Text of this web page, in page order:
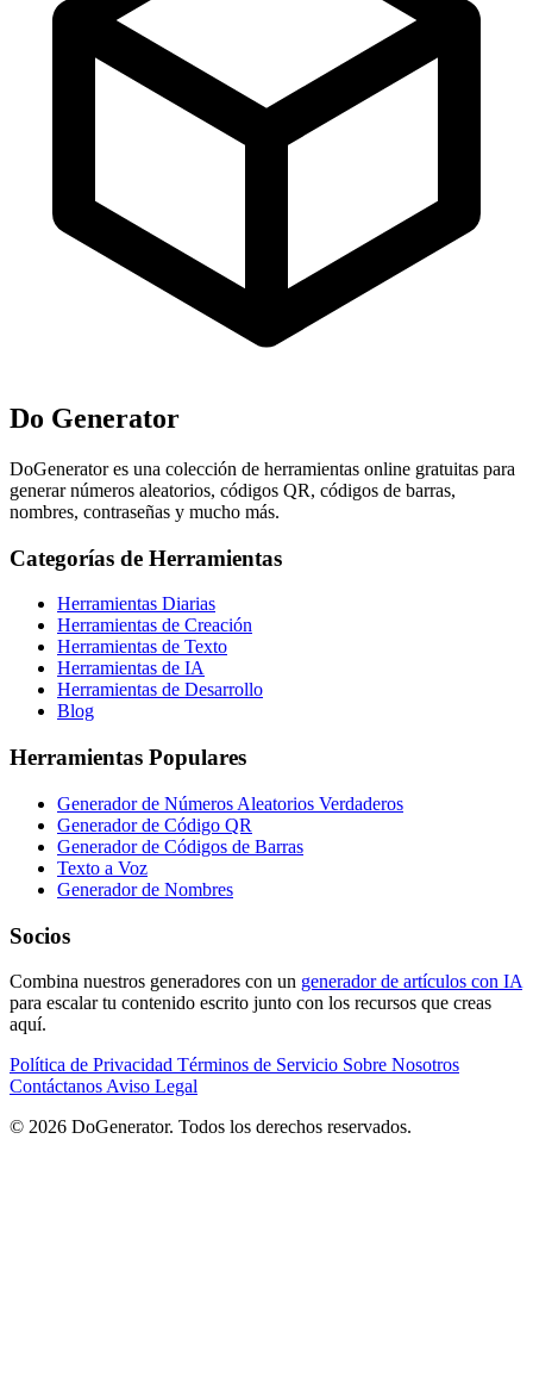
Do Generator
DoGenerator es una colección de herramientas online gratuitas para
generar números aleatorios, códigos QR, códigos de barras,
nombres, contraseñas y mucho más.
Categorías de Herramientas
Herramientas Diarias
Herramientas de Creación
Herramientas de Texto
Herramientas de IA
Herramientas de Desarrollo
Blog
Herramientas Populares
Generador de Números Aleatorios Verdaderos
Generador de Código QR
Generador de Códigos de Barras
Texto a Voz
Generador de Nombres
Socios
Combina nuestros generadores con un generador de artículos con IA
para escalar tu contenido escrito junto con los recursos que creas
aquí.
Política de Privacidad Términos de Servicio Sobre Nosotros
Contáctanos Aviso Legal
© 2026 DoGenerator. Todos los derechos reservados.